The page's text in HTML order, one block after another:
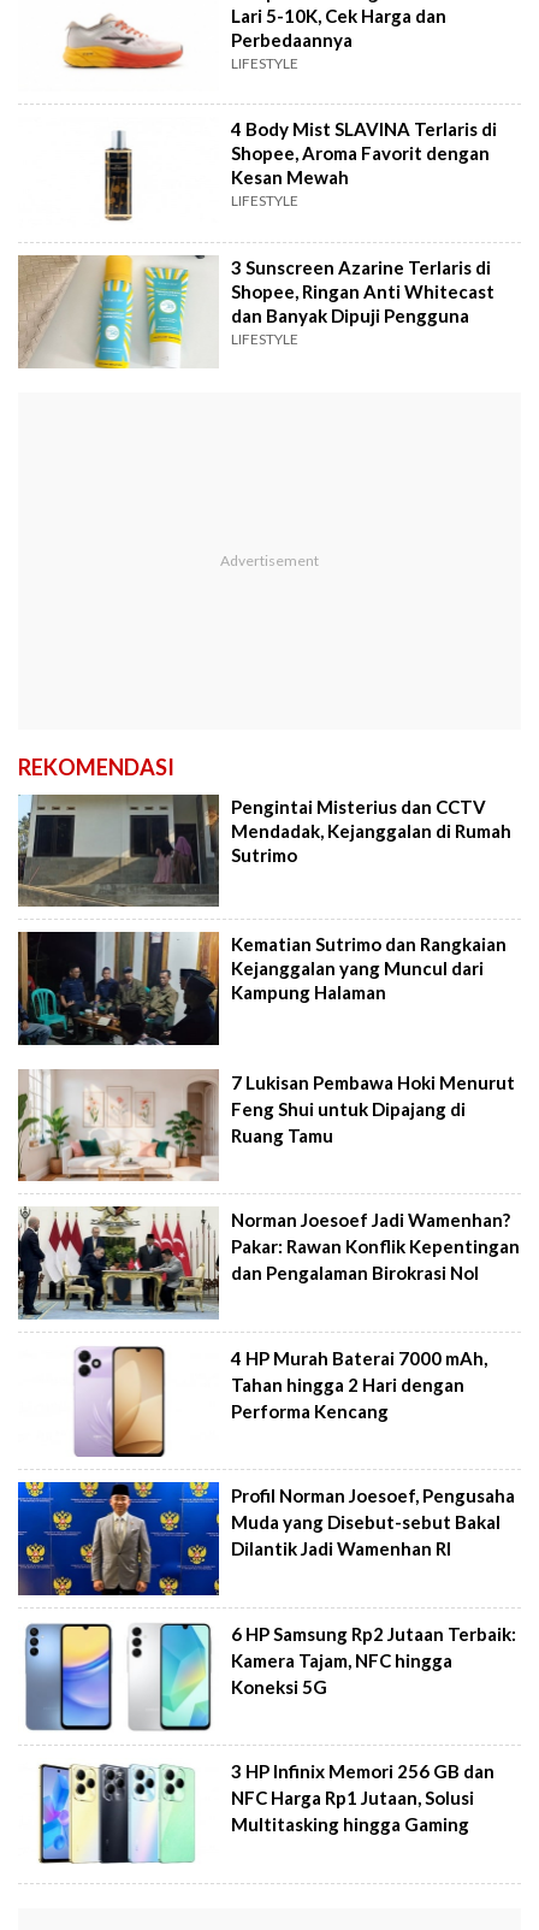
Lari 5-10K, Cek Harga dan
Perbedaannya
LIFESTYLE
4 Body Mist SLAVINA Terlaris di
Shopee, Aroma Favorit dengan
Kesan Mewah
LIFESTYLE
3 Sunscreen Azarine Terlaris di
Shopee, Ringan Anti Whitecast
dan Banyak Dipuji Pengguna
LIFESTYLE
REKOMENDASI
Pengintai Misterius dan CCTV
Mendadak, Kejanggalan di Rumah
Sutrimo
Kematian Sutrimo dan Rangkaian
Kejanggalan yang Muncul dari
Kampung Halaman
7 Lukisan Pembawa Hoki Menurut
Feng Shui untuk Dipajang di
Ruang Tamu
Norman Joesoef Jadi Wamenhan?
Pakar: Rawan Konflik Kepentingan
dan Pengalaman Birokrasi Nol
4 HP Murah Baterai 7000 mAh,
Tahan hingga 2 Hari dengan
Performa Kencang
Profil Norman Joesoef, Pengusaha
Muda yang Disebut-sebut Bakal
Dilantik Jadi Wamenhan RI
6 HP Samsung Rp2 Jutaan Terbaik:
Kamera Tajam, NFC hingga
Koneksi 5G
3 HP Infinix Memori 256 GB dan
NFC Harga Rp1 Jutaan, Solusi
Multitasking hingga Gaming